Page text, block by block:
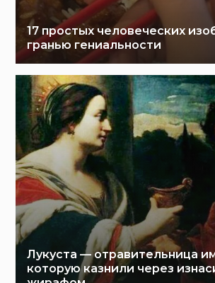
17 простых человеческих
гранью гениальности
Лукуста — отравительница
которую казнили через